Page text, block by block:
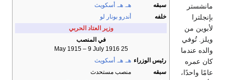
سبقه
هـ. هـ. أسكويث
خلفه
أندرو بونار لو
وزير العتاد الحربي
في المنصب
25 May 1915 – 9 July 1916
رئيس الوزراء هـ. هـ. أسكويث
سبقه
منصب مستحدث
مانشستر
بإنجلترا
لأبوين من
ويلز. تُوفي
والده عندما
كان عمره
عامًا واحدًا،